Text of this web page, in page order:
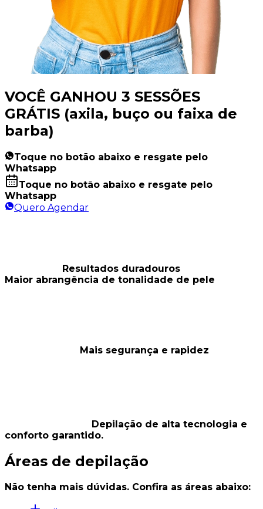
VOCÊ GANHOU 3 SESSÕES
GRÁTIS (axila, buço ou faixa de
barba)
Toque no botão abaixo e resgate pelo
Whatsapp
Toque no botão abaixo e resgate pelo
Whatsapp
Quero Agendar
Resultados duradouros
Maior abrangência de tonalidade de pele
Mais segurança e rapidez
Depilação de alta tecnologia e
conforto garantido.
Áreas de depilação
Não tenha mais dúvidas. Confira as áreas abaixo: